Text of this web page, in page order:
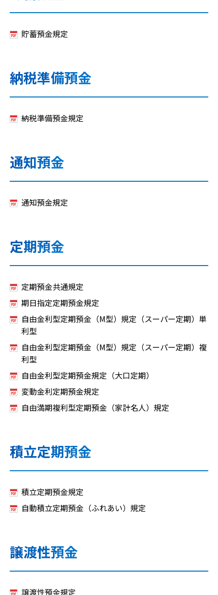
貯蓄預金規定
納税準備預金
納税準備預金規定
通知預金
通知預金規定
定期預金
定期預金共通規定
期日指定定期預金規定
自由金利型定期預金（M型）規定（スーパー定期）単
利型
自由金利型定期預金（M型）規定（スーパー定期）複
利型
自由金利型定期預金規定（大口定期）
変動金利定期預金規定
自由満期複利型定期預金（家計名人）規定
積立定期預金
積立定期預金規定
自動積立定期預金（ふれあい）規定
譲渡性預金
譲渡性預金規定